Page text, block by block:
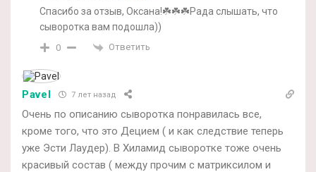
Спасибо за отзыв, Оксана!☘️☘️☘️Рада слышать, что
сыворотка вам подошла))
0 Ответить
Pavel 7 лет назад
Очень по описанию сыворотка понравилась все,
кроме того, что это Децием ( и как следствие теперь
уже Эсти Лаудер). В Хиламид сыворотке тоже очень
красивый состав ( между прочим с матриксилом и